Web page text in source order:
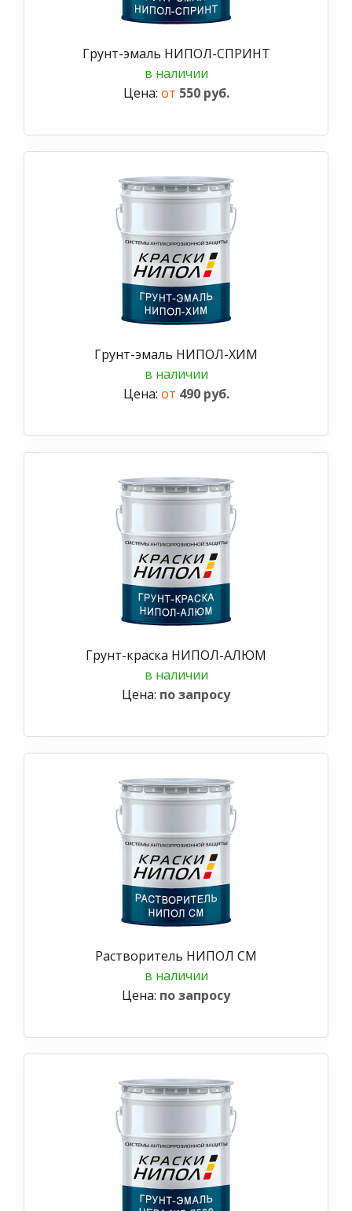
Грунт-эмаль НИПОЛ-СПРИНТ
в наличии
Цена: от 550 руб.
Грунт-эмаль НИПОЛ-ХИМ
в наличии
Цена: от 490 руб.
Грунт-краска НИПОЛ-АЛЮМ
в наличии
Цена: по запросу
Растворитель НИПОЛ СМ
в наличии
Цена: по запросу